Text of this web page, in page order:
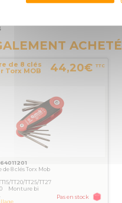
ACHETÉ
de 8 clés
Torx MOB 44,20€ TTC
8 clés Torx Mob
TT20/TT25/TT27
Monture bi
Pas en stock